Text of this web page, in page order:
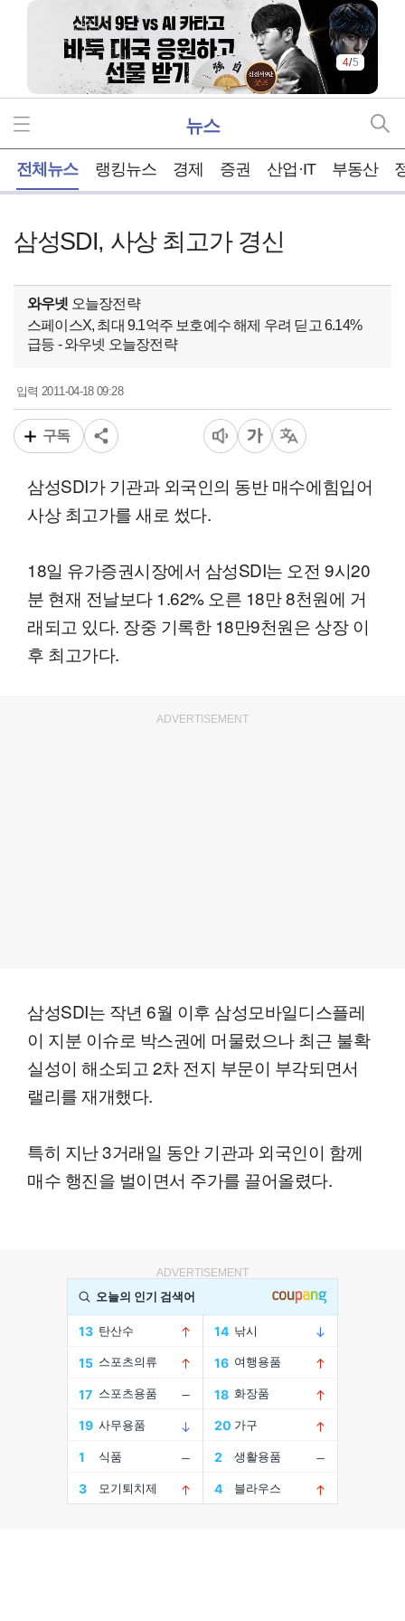
4/5
뉴스
전체뉴스 랭킹뉴스 경제 증권 산업·IT 부동산
삼성SDI, 사상 최고가 경신
와우넷 오늘장전략
스페이스X, 최대 9.1억주 보호예수 해제 우려 딛고 6.14%
급등 - 와우넷 오늘장전략
입력2011-04-18 09:28
구독
삼성SDI가 기관과 외국인의 동반 매수에힘입어
사상 최고가를 새로 썼다.
18일 유가증권시장에서 삼성SDI는 오전 9시20
분 현재 전날보다 1.62% 오른 18만 8천원에 거
래되고 있다. 장중 기록한 18만9천원은 상장 이
후 최고가다.
ADVERTISEMENT
삼성SDI는 작년 6월 이후 삼성모바일디스플레
이 지분 이슈로 박스권에 머물렀으나 최근 불확
실성이 해소되고 2차 전지 부문이 부각되면서
랠리를 재개했다.
특히 지난 3거래일 동안 기관과 외국인이 함께
매수 행진을 벌이면서 주가를 끌어올렸다.
ADVERTISEMENT